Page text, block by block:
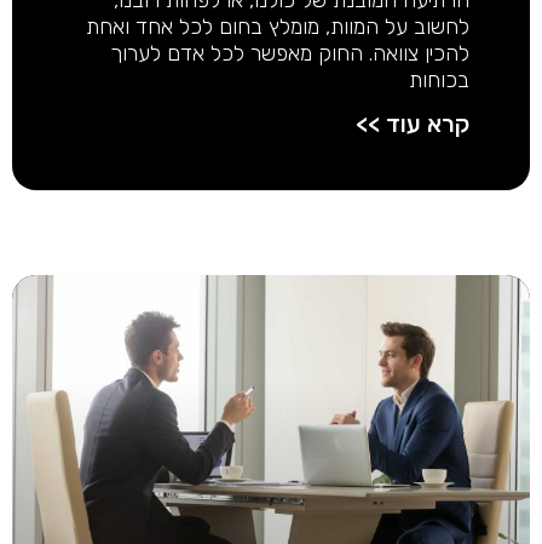
לחשוב על המוות, מומלץ בחום לכל אחד ואחת
להכין צוואה. החוק מאפשר לכל אדם לערוך
בכוחות
קרא עוד >>